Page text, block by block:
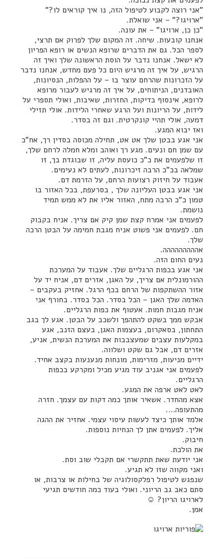
"אני רוצה לקבוע לטיפול הזה, נו איך קוראים לו?"
"ארויגו?" – אני שואלת.
"כן כן, ארויגו" – את עונה.
אנחנו קובעות. שיחה. זה המקום שלך לפרוק אם תרצי,
לספר הכל. גם את הדברים שרופא הנשים או רופא הפריון
לא ישאל. אנחנו נדבר על הוסת הראשונה שלך ואיך זה
הרגיש, על איך זה מרגיש היום כל פעם מחדש, אנחנו נדבר
על הזכרונות שהרחם עוצר בו – על ההפלות, הנסיונות,
האובדנים, הניתוחים, על איך זה מרגיש לעבור מרופא
לרופא, אינסוף בדיקות, החזרות, שאיבות, ואולי תספרי על
לידות, על הריונות ועל הרגע שאחרי הלידות. אולי תזילי
דמעה, אולי תהיי קונקרטית. וגם זה בסדר.
ואז יבוא המגע.
אני אגע בבטן שלך אט אט, תחילה מכוסה בסדין רך, אח"כ
עם שמן חם ונעים. מגע רך ואוהב ומלא חמלה לרחם שלך,
זו שלפעמים את כ"כ כועסת עליה, זו שבוגדת בך, זו
שמלאה בכ"כ הרבה זיכרונות, לעתים לא נעימים.
אעבוד על חיזוק רצועות הרחם, על הזרמת דם.
אני אגע בבטן העליונה שלך , בסרעפת, בכל האזור בו
טמון כ"כ הרבה מתח, האזור אליו את לא ממש תמיד
נושמת.
לפעמים אני אמרח קצת שמן קיק אם צריך. אניח בקבוק
חם. לפעמים אני פשוט אניח מגבת חמימה על הבטן הרכה
שלך.
אההההההההה.
נעים החום הזה.
אני אגע בכפות הרגליים שלך. אעבוד על המערכת
ההורמונלית אם צריך, על האגן, אזרים דם, אניח יד על
אזור ההשתקפות של הרחם בכף הרגל. אחזיק בעקבים –
האדמה שלך האגן – הכל בסדר. הכל בסדר. בחורף אני
אניח מגבות חמות. אעטוף את כפות הרגליים.
אבקש ממך בשקט להתהפך ולשכב על הבטן. אגע לך בגב
התחתון, בסאקרום, בעצמות האגן, בעצם הזנב, אגע
במקלעות עצבים שמעצבבות את המערכת הנשית, אניע,
אזרים דם, אבל גם שקט ושלווה.
ידיים מניעות, מזרימות, מונחות מנענעות בקצב אחיד.
לפעמים אני אגניב עוד מגיע מכיל ומקרקע בכפות
הרגליים.
לאט לאט ארפה את המגע.
אצא מהחדר. אשאיר אותך כמה דקות עם עצמך. חזרה
מהתעופה….
אלמד אותך כיצד לעשות עיסוי עצמי. אחזיר את ההגה
אליך. לפעמים אתן לך הנחיות נוספות.
חיבוק.
את הולכת.
אני יודעת שאת תתקשרי אם תקבלי שוב וסת.
ואני מקווה שזו לא תגיע.
שנפגש לטיפול רפלקסולוגיה של בחילות או צרבות, או
סתם כאב גב הריוני. ואולי בעוד כמה חודשים תגיעי
לארויגו הריון? ☺
אמן.